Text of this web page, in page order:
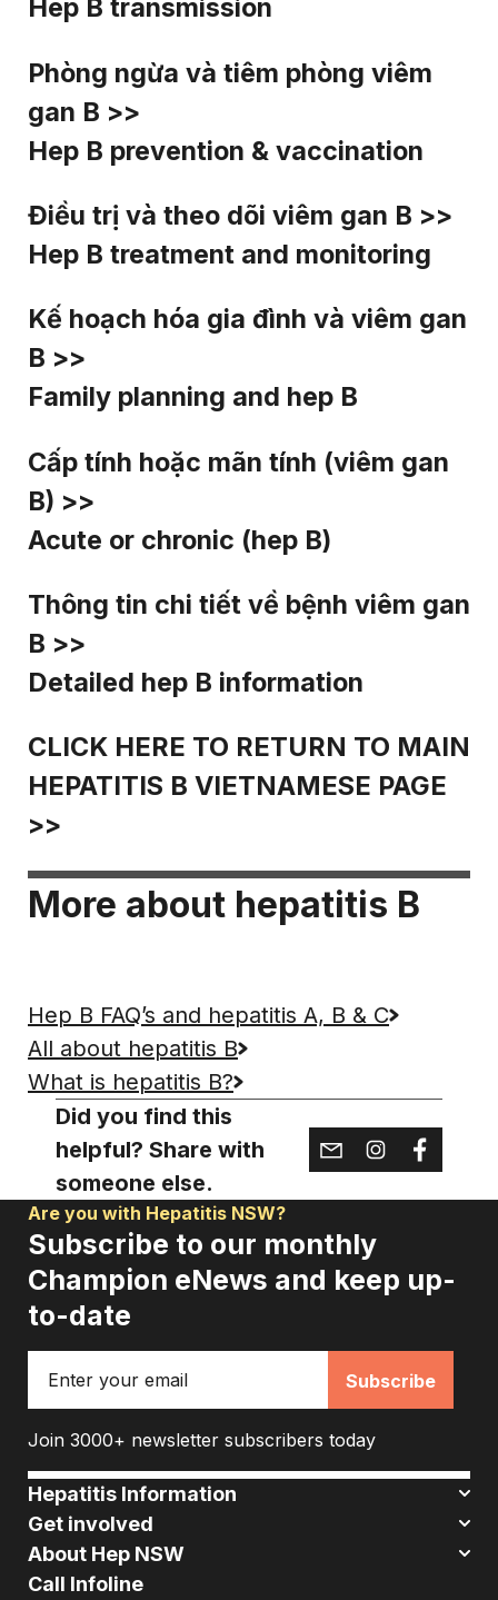
Hep B transmission
Phòng ngừa và tiêm phòng viêm
gan B >>
Hep B prevention & vaccination
Điều trị và theo dõi viêm gan B >>
Hep B treatment and monitoring
Kế hoạch hóa gia đình và viêm gan
B >>
Family planning and hep B
Cấp tính hoặc mãn tính (viêm gan
B) >>
Acute or chronic (hep B)
Thông tin chi tiết về bệnh viêm gan
B >>
Detailed hep B information
CLICK HERE TO RETURN TO MAIN
HEPATITIS B VIETNAMESE PAGE
>>
More about hepatitis B
Hep B FAQ’s and hepatitis A, B & C
All about hepatitis B
What is hepatitis B?
Did you find this
helpful? Share with
someone else.
Are you with Hepatitis NSW?
Subscribe to our monthly
Champion eNews and keep up-
to-date
Join 3000+ newsletter subscribers today
Hepatitis Information
Get involved
About Hep NSW
Call Infoline